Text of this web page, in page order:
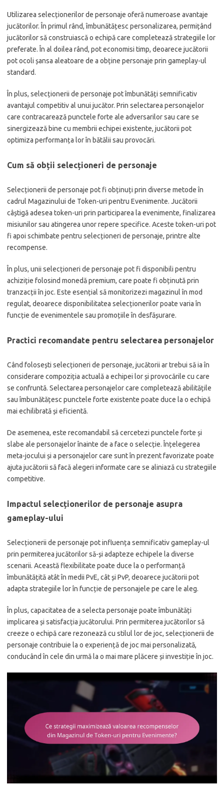
Utilizarea selecționerilor de personaje oferă numeroase avantaje
jucătorilor. În primul rând, îmbunătățesc personalizarea, permițând
jucătorilor să construiască o echipă care completează strategiile lor
preferate. În al doilea rând, pot economisi timp, deoarece jucătorii
pot ocoli șansa aleatoare de a obține personaje prin gameplay-ul
standard.
În plus, selecționerii de personaje pot îmbunătăți semnificativ
avantajul competitiv al unui jucător. Prin selectarea personajelor
care contracarează punctele forte ale adversarilor sau care se
sinergizează bine cu membrii echipei existente, jucătorii pot
optimiza performanța lor în bătălii sau provocări.
Cum să obții selecționeri de personaje
Selecționerii de personaje pot fi obținuți prin diverse metode în
cadrul Magazinului de Token-uri pentru Evenimente. Jucătorii
câștigă adesea token-uri prin participarea la evenimente, finalizarea
misiunilor sau atingerea unor repere specifice. Aceste token-uri pot
fi apoi schimbate pentru selecționeri de personaje, printre alte
recompense.
În plus, unii selecționeri de personaje pot fi disponibili pentru
achiziție folosind monedă premium, care poate fi obținută prin
tranzacții în joc. Este esențial să monitorizezi magazinul în mod
regulat, deoarece disponibilitatea selecționerilor poate varia în
funcție de evenimentele sau promoțiile în desfășurare.
Practici recomandate pentru selectarea personajelor
Când folosești selecționeri de personaje, jucătorii ar trebui să ia în
considerare compoziția actuală a echipei lor și provocările cu care
se confruntă. Selectarea personajelor care completează abilitățile
sau îmbunătățesc punctele forte existente poate duce la o echipă
mai echilibrată și eficientă.
De asemenea, este recomandabil să cercetezi punctele forte și
slabe ale personajelor înainte de a face o selecție. Înțelegerea
meta-jocului și a personajelor care sunt în prezent favorizate poate
ajuta jucătorii să facă alegeri informate care se aliniază cu strategiile
competitive.
Impactul selecționerilor de personaje asupra
gameplay-ului
Selecționerii de personaje pot influența semnificativ gameplay-ul
prin permiterea jucătorilor să-și adapteze echipele la diverse
scenarii. Această flexibilitate poate duce la o performanță
îmbunătățită atât în medii PvE, cât și PvP, deoarece jucătorii pot
adapta strategiile lor în funcție de personajele pe care le aleg.
În plus, capacitatea de a selecta personaje poate îmbunătăți
implicarea și satisfacția jucătorului. Prin permiterea jucătorilor să
creeze o echipă care rezonează cu stilul lor de joc, selecționerii de
personaje contribuie la o experiență de joc mai personalizată,
conducând în cele din urmă la o mai mare plăcere și investiție în joc.